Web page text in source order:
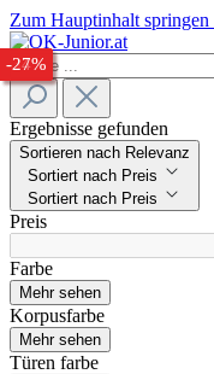
Zum Hauptinhalt springen
Ergebnisse gefunden
Sortieren nach Relevanz
Sortiert nach Preis
Sortiert nach Preis
Preis
Farbe
Mehr sehen
Korpusfarbe
Mehr sehen
Türen farbe
-33%
-34%
-24%
-27%